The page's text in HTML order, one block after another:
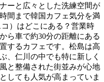
ーと広々とした洗練空間が
間まで韓国カフェ気分を満
）はどこにある？営業時
ら車で約30分の距離にある
するカフェです。松島は高
、仁川の中でも特に新しく
と整備された街並みが心地
しても人気が高まっていま